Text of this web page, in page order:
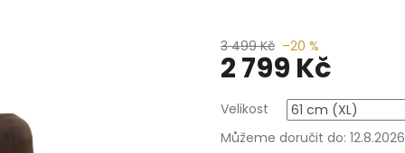
3 499 Kč –20 %
2 799 Kč
cena:
Velikost
Můžeme doručit do: 12.8.2026